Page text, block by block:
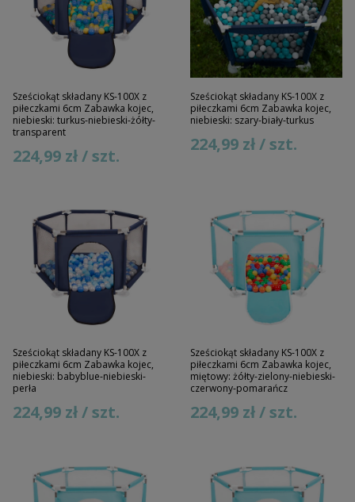
Sześciokąt składany KS-100X z
piłeczkami 6cm Zabawka kojec,
niebieski: turkus-niebieski-żółty-
transparent
224,99 zł / szt.
Sześciokąt składany KS-100X z
piłeczkami 6cm Zabawka kojec,
niebieski: szary-biały-turkus
224,99 zł / szt.
Sześciokąt składany KS-100X z
piłeczkami 6cm Zabawka kojec,
niebieski: babyblue-niebieski-
perła
224,99 zł / szt.
Sześciokąt składany KS-100X z
piłeczkami 6cm Zabawka kojec,
miętowy: żółty-zielony-niebieski-
czerwony-pomarańcz
224,99 zł / szt.